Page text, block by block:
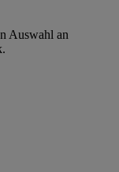
Auswahl an